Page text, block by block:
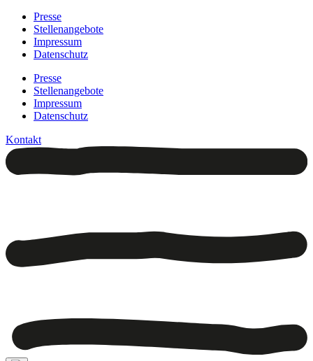
Presse
Stellenangebote
Impressum
Datenschutz
Presse
Stellenangebote
Impressum
Datenschutz
Kontakt